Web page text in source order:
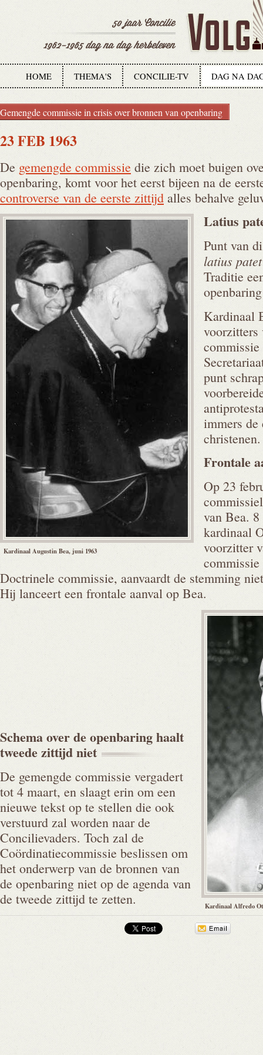
HOME THEMA'S CONCILIE-TV DAG NA
Gemengde commissie in crisis over bronnen van openbaring
23 FEB 1963
Degemengde commissie die zich moet buigen
openbaring, komt voor het eerst bijeen na de
controverse van de eerste zittijd alles behalve
Kardinaal Augustin Bea, juni 1963
Latius
Punt van
latius patet
Traditie
Kardinaal
voorzitters
punt
immers de
christenen.
Frontale
Op 23
van Bea.
kardinaal
voorzitter
Doctrinele commissie, aanvaardt de stemming
Hij lanceert een frontale aanval op Bea.
Kardinaal Alfredo
Schema over de openbaring haalt
tweede zittijdniet
De gemengde commissie vergadert
tot 4 maart, en slaagt erin om een
nieuwe tekst op te stellen die ook
verstuurd zal worden naar de
Concilievaders. Toch zal de
Coördinatiecommissie beslissen om
het onderwerp van de bronnen van
de openbaring niet op de agenda van
de tweede zittijd te zetten.